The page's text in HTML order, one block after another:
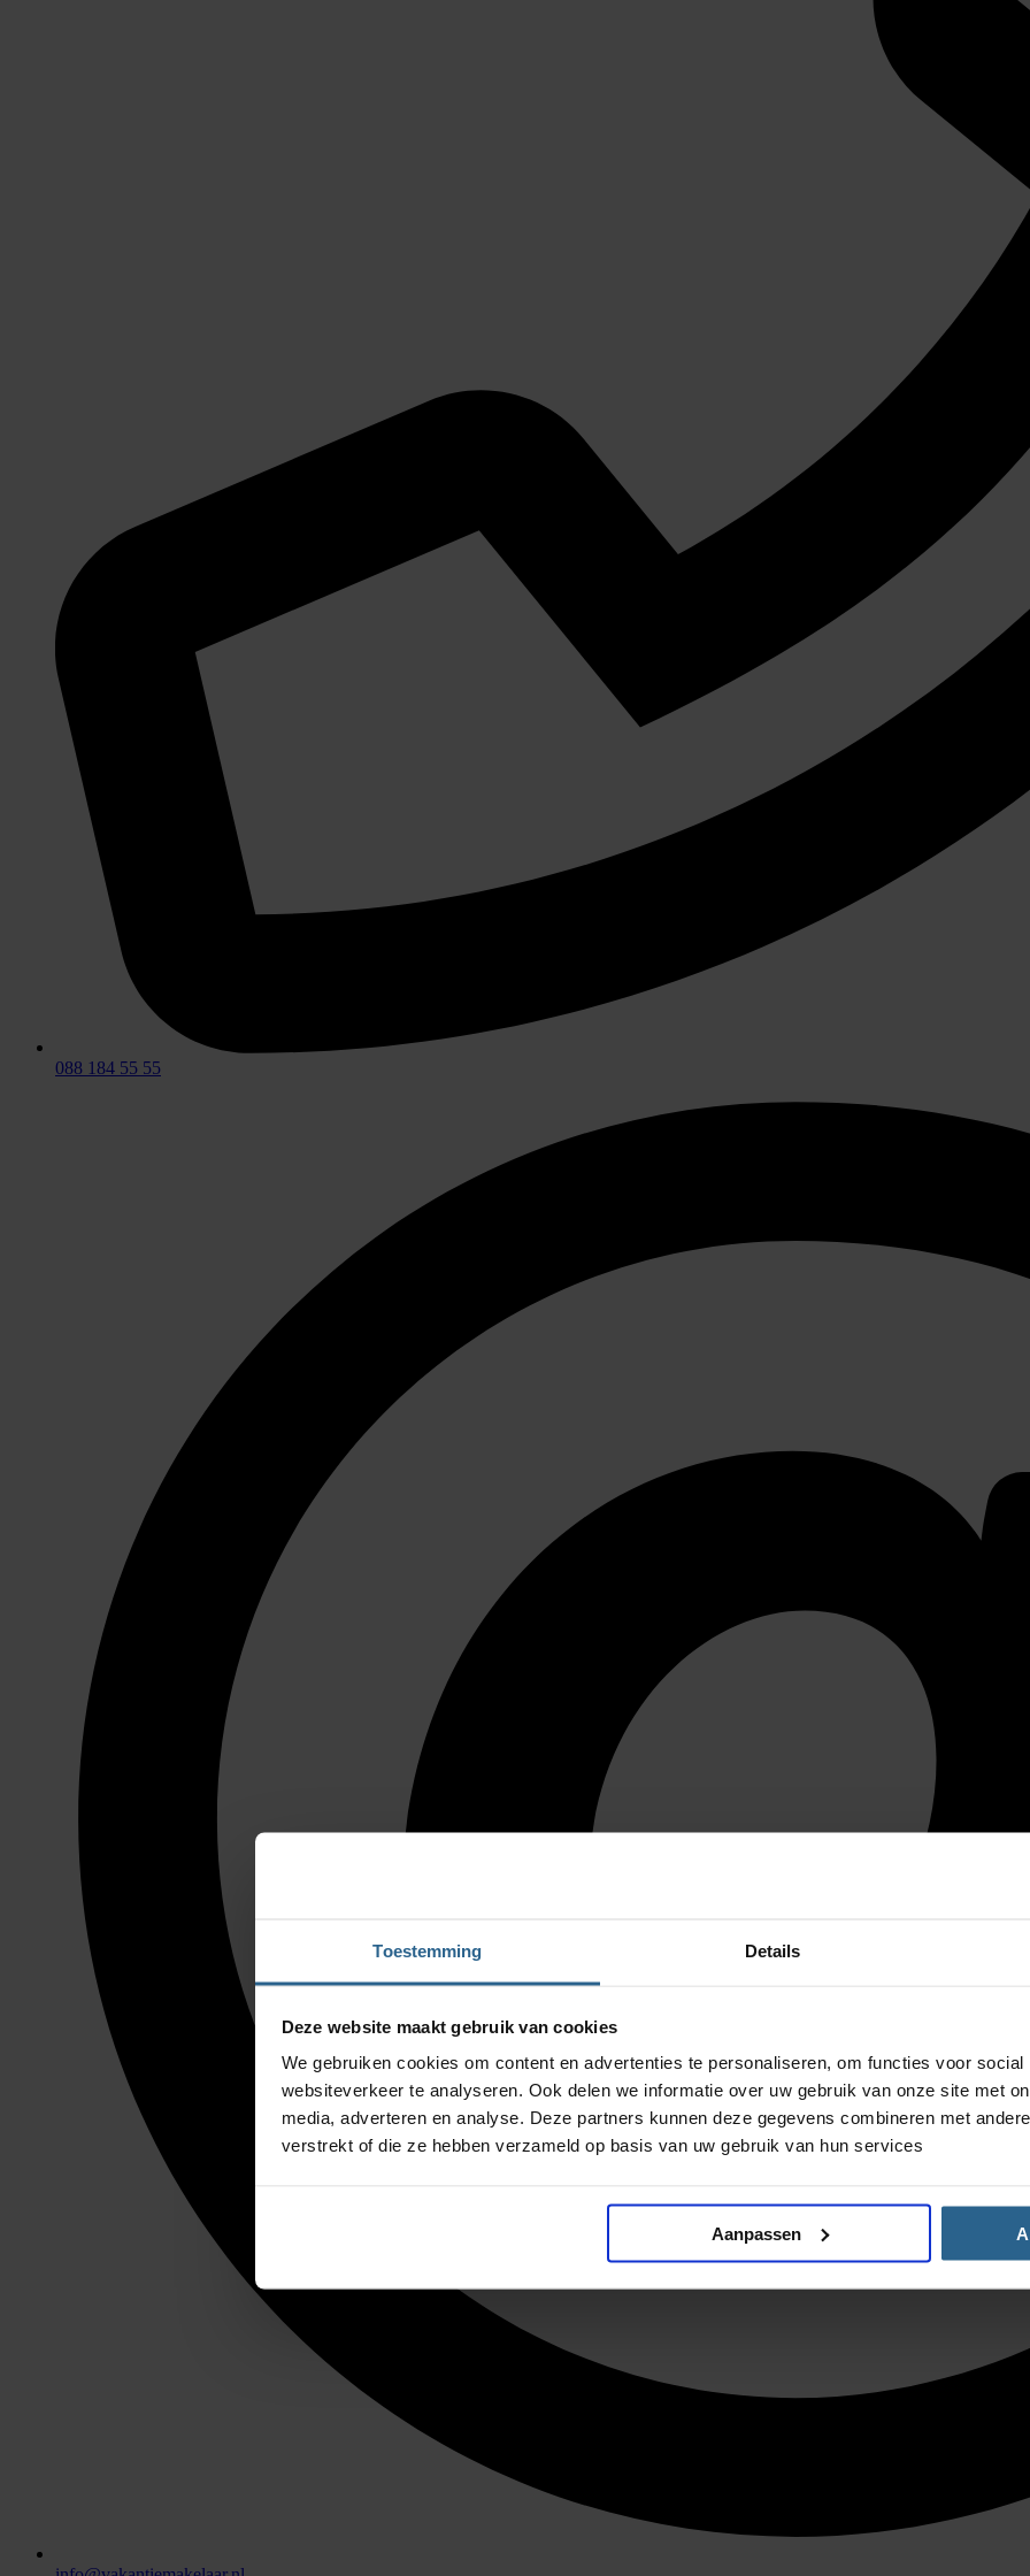
Toestemming Details
Deze website maakt gebruik van cookies
We gebruiken cookies om content en advertenties te personaliseren, om functies voor
websiteverkeer te analyseren. Ook delen we informatie over uw gebruik van onze site met
media, adverteren en analyse. Deze partners kunnen deze gegevens combineren met
verstrekt of die ze hebben verzameld op basis van uw gebruik van hun services
Aanpassen
088 184 55 55